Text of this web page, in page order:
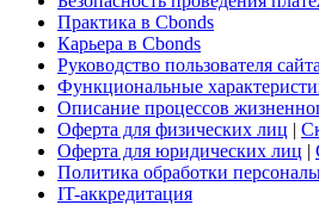
Практика в Cbonds
Карьера в Cbonds
Руководство пользователя сайта
Функциональные
Описание процессов
Оферта для физических лиц |
Оферта для юридических лиц |
Политика обработки
IT-аккредитация